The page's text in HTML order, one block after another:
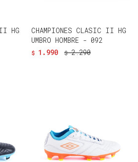
II HG
CHAMPIONES CLASIC II HG
UMBRO HOMBRE - 092
$ 1.990 $ 2.290